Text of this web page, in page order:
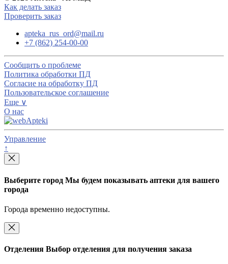
Как делать заказ
Проверить заказ
apteka_rus_ord@mail.ru
+7 (862) 254-00-00
Сообщить о проблеме
Политика обработки ПД
Согласие на обработку ПД
Пользовательское соглашение
Еще ∨
О нас
Управление
↑
Выберите город Мы будем показывать аптеки для вашего
города
Города временно недоступны.
Отделения Выбор отделения для получения заказа